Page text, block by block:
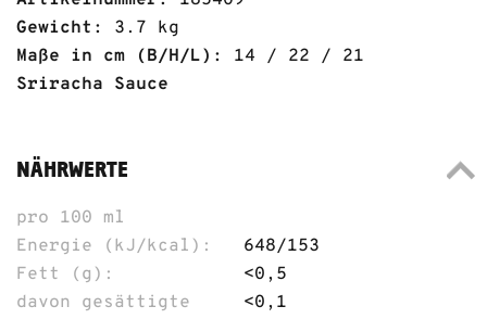
Gewicht:
3.7 kg
Maße in cm (B/H/L):
14 / 22 / 21
Sriracha Sauce
NÄHRWERTE
pro 100 ml
Energie (kJ/kcal):
648/153
Fett (g):
<0,5
davon gesättigte
<0,1